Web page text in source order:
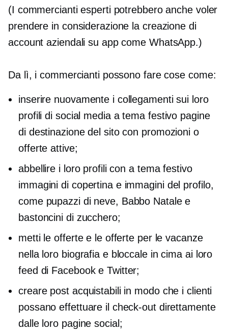
(I commercianti esperti potrebbero anche voler
prendere in considerazione la creazione di
account aziendali su app come WhatsApp.)
Da lì, i commercianti possono fare cose come:
inserire nuovamente i collegamenti sui loro
profili di social media a tema festivo pagine
di destinazione del sito con promozioni o
offerte attive;
abbellire i loro profili cona tema festivo
immagini di copertina e immagini del profilo,
come pupazzi di neve, Babbo Natale e
bastoncini di zucchero;
metti le offerte e le offerte per le vacanze
nella loro biografia e bloccale in cima ai loro
feed di Facebook e Twitter;
creare post acquistabili in modo che i clienti
possano effettuare il check-out direttamente
dalle loro pagine social;